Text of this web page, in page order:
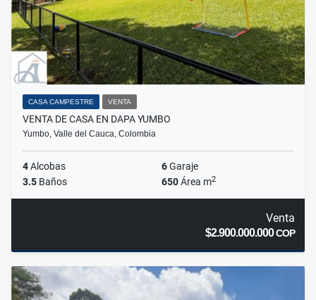
CASA CAMPESTRE VENTA
VENTA DE CASA EN DAPA YUMBO
Yumbo, Valle del Cauca, Colombia
4Alcobas 6Garaje
3.5 Baños 650Área m2
Venta
$2.900.000.000COP